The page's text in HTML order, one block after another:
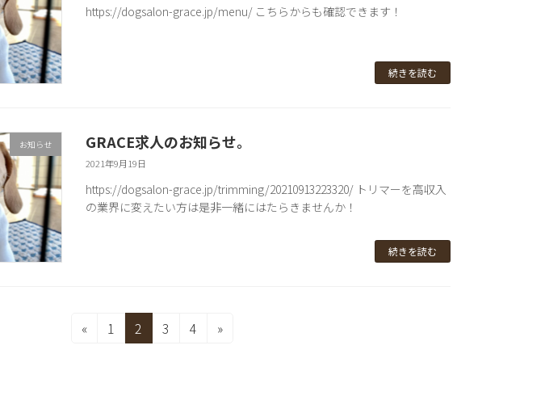
https://dogsalon-grace.jp/menu/ こちらからも確認できます！
続きを読む
お知らせ GRACE求人のお知らせ。
2021年9月19日
https://dogsalon-grace.jp/trimming/20210913223320/ トリマーを高収入
の業界に変えたい方は是非一緒にはたらきませんか！
続きを読む
«
固1
固
定
2
固
3
固
4 »